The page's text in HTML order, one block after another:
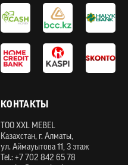
КОНТАКТЫ
ТOO XXL MEBEL
Казахстан, г. Алматы,
ул. Аймауытова 11, 3 этаж
Tel.: +7 702 842 65 78